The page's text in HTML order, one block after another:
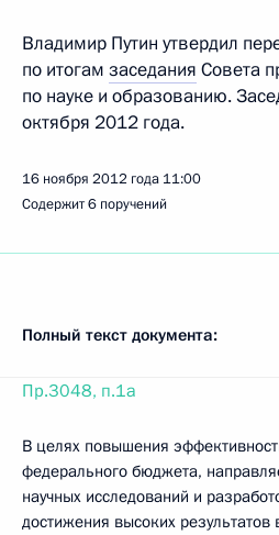
Владимир Путин утвердил
по итогам заседания Совета
по науке и образованию.
октября 2012 года.
16 ноября 2012 года 11:00
Содержит 6 поручений
Полный текст документа:
Пр.3048, п.1а
В целях повышения
федерального бюджета,
научных исследований и
достижения высоких результатов